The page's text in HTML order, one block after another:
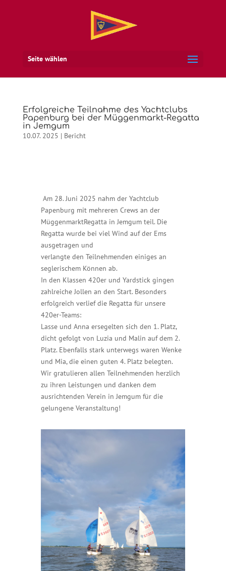
Seite wählen
Erfolgreiche Teilnahme des Yachtclubs
Papenburg bei der Müggenmarkt-Regatta
in Jemgum
10.07. 2025 | Bericht
Am 28. Juni 2025 nahm der Yachtclub
Papenburg mit mehreren Crews an der
MüggenmarktRegatta in Jemgum teil. Die
Regatta wurde bei viel Wind auf der Ems
ausgetragen und
verlangte den Teilnehmenden einiges an
seglerischem Können ab.
In den Klassen 420er und Yardstick gingen
zahlreiche Jollen an den Start. Besonders
erfolgreich verlief die Regatta für unsere
420er-Teams:
Lasse und Anna ersegelten sich den 1. Platz,
dicht gefolgt von Luzia und Malin auf dem 2.
Platz. Ebenfalls stark unterwegs waren Wenke
und Mia, die einen guten 4. Platz belegten.
Wir gratulieren allen Teilnehmenden herzlich
zu ihren Leistungen und danken dem
ausrichtenden Verein in Jemgum für die
gelungene Veranstaltung!